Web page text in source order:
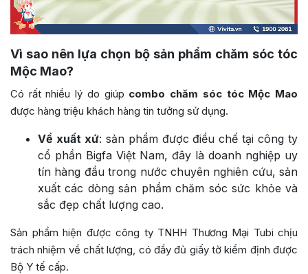
Vì sao nên lựa chọn bộ sản phẩm chăm sóc tóc
Mộc Mao?
Có rất nhiều lý do giúp combo chăm sóc tóc Mộc Mao
được hàng triệu khách hàng tin tưởng sử dụng.
Về xuất xứ: sản phẩm được điều chế tại công ty
cổ phần Bigfa Việt Nam, đây là doanh nghiệp uy
tín hàng đầu trong nước chuyên nghiên cứu, sản
xuất các dòng sản phẩm chăm sóc sức khỏe và
sắc đẹp chất lượng cao.
Sản phẩm hiện được công ty TNHH Thương Mại Tubi chịu
trách nhiệm về chất lượng, có đầy đủ giấy tờ kiểm định được
Bộ Y tế cấp.